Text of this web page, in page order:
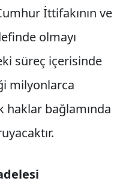
İttifakının ve
olmayı
süreç içerisinde
milyonlarca
bağlamında